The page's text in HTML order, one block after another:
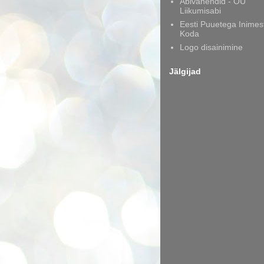
Liikumisabi
Eesti Puuetega
Koda
Logo disainimine
Jälgijad